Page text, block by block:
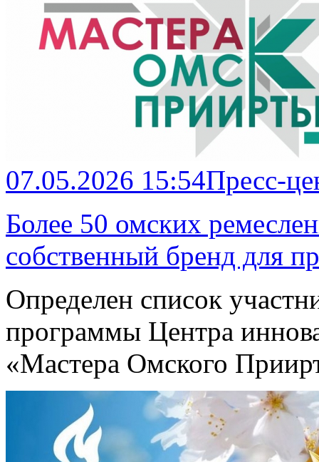
07.05.2026 15:54Пресс-
Более 50 омских
собственный бренд для
Определен список
программы Центра
«Мастера Омского